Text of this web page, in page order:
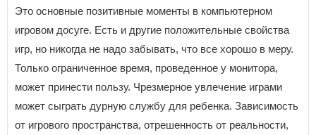
Это основные позитивные моменты в компьютерном
игровом досуге. Есть и другие положительные свойства
игр, но никогда не надо забывать, что все хорошо в меру.
Только ограниченное время, проведенное у монитора,
может принести пользу. Чрезмерное увлечение играми
может сыграть дурную службу для ребенка. Зависимость
от игрового пространства, отрешенность от реальности,